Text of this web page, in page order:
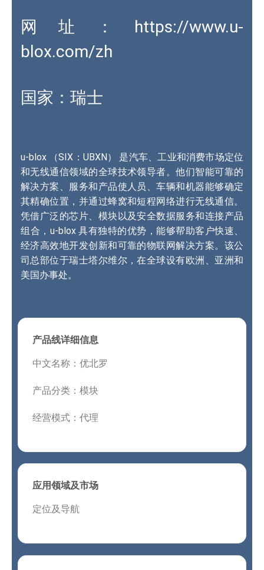
网址： https://www.u-
blox.com/zh
国家：瑞士
u-blox （SIX：UBXN） 是汽车、工业和消费市场定位
和无线通信领域的全球技术领导者。他们智能可靠的
解决方案、服务和产品使人员、车辆和机器能够确定
其精确位置，并通过蜂窝和短程网络进行无线通信。
凭借广泛的芯片、模块以及安全数据服务和连接产品
组合，u-blox 具有独特的优势，能够帮助客户快速、
经济高效地开发创新和可靠的物联网解决方案。该公
司总部位于瑞士塔尔维尔，在全球设有欧洲、亚洲和
美国办事处。
产品线详细信息
中文名称：优北罗
产品分类：模块
经营模式：代理
应用领域及市场
定位及导航